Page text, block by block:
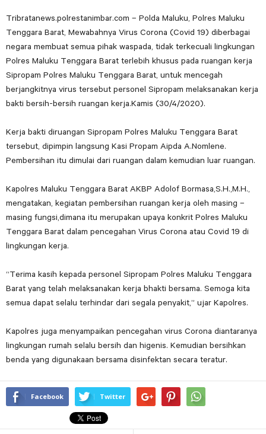
Tribratanews.polrestanimbar.com – Polda Maluku, Polres Maluku
Tenggara Barat, Mewabahnya Virus Corona (Covid 19) diberbagai
negara membuat semua pihak waspada, tidak terkecuali lingkungan
Polres Maluku Tenggara Barat terlebih khusus pada ruangan kerja
Sipropam Polres Maluku Tenggara Barat, untuk mencegah
berjangkitnya virus tersebut personel Sipropam melaksanakan kerja
bakti bersih-bersih ruangan kerja.Kamis (30/4/2020).
Kerja bakti diruangan Sipropam Polres Maluku Tenggara Barat
tersebut, dipimpin langsung Kasi Propam Aipda A.Nomlene.
Pembersihan itu dimulai dari ruangan dalam kemudian luar ruangan.
Kapolres Maluku Tenggara Barat AKBP Adolof Bormasa,S.H.,M.H.,
mengatakan, kegiatan pembersihan ruangan kerja oleh masing –
masing fungsi,dimana itu merupakan upaya konkrit Polres Maluku
Tenggara Barat dalam pencegahan Virus Corona atau Covid 19 di
lingkungan kerja.
“Terima kasih kepada personel Sipropam Polres Maluku Tenggara
Barat yang telah melaksanakan kerja bhakti bersama. Semoga kita
semua dapat selalu terhindar dari segala penyakit,” ujar Kapolres.
Kapolres juga menyampaikan pencegahan virus Corona diantaranya
lingkungan rumah selalu bersih dan higenis. Kemudian bersihkan
benda yang digunakaan bersama disinfektan secara teratur.
Facebook Twitter